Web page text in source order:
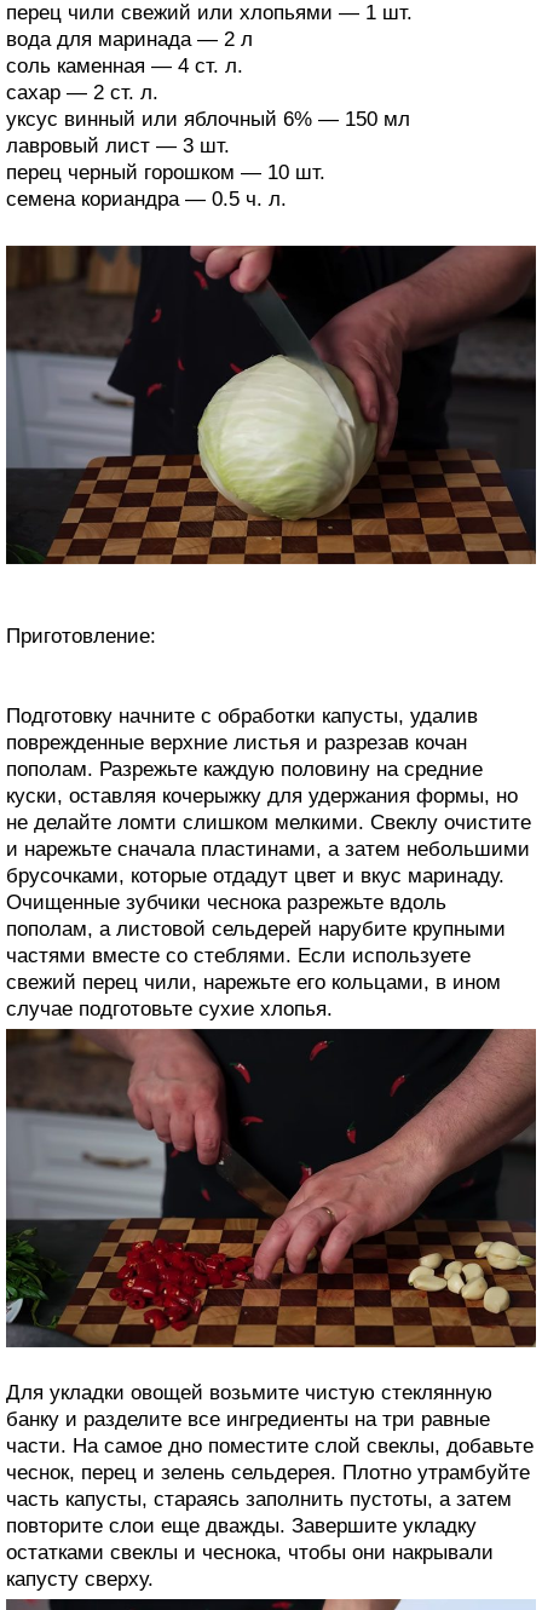
перец чили свежий или хлопьями — 1 шт.
вода для маринада — 2 л
соль каменная — 4 ст. л.
сахар — 2 ст. л.
уксус винный или яблочный 6% — 150 мл
лавровый лист — 3 шт.
перец черный горошком — 10 шт.
семена кориандра — 0.5 ч. л.
Приготовление:
Подготовку начните с обработки капусты, удалив
поврежденные верхние листья и разрезав кочан
пополам. Разрежьте каждую половину на средние
куски, оставляя кочерыжку для удержания формы, но
не делайте ломти слишком мелкими. Свеклу очистите
и нарежьте сначала пластинами, а затем небольшими
брусочками, которые отдадут цвет и вкус маринаду.
Очищенные зубчики чеснока разрежьте вдоль
пополам, а листовой сельдерей нарубите крупными
частями вместе со стеблями. Если используете
свежий перец чили, нарежьте его кольцами, в ином
случае подготовьте сухие хлопья.
Для укладки овощей возьмите чистую стеклянную
банку и разделите все ингредиенты на три равные
части. На самое дно поместите слой свеклы, добавьте
чеснок, перец и зелень сельдерея. Плотно утрамбуйте
часть капусты, стараясь заполнить пустоты, а затем
повторите слои еще дважды. Завершите укладку
остатками свеклы и чеснока, чтобы они накрывали
капусту сверху.